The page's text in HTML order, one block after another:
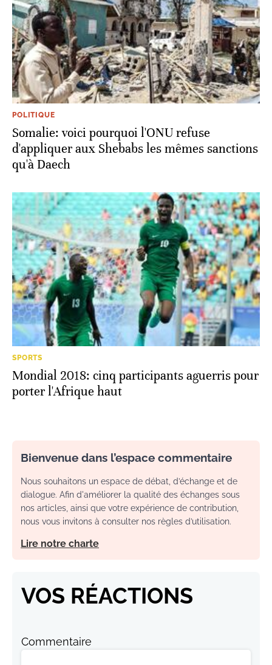
POLITIQUE
Somalie: voici pourquoi l'ONU refuse
d'appliquer aux Shebabs les mêmes sanctions
qu'à Daech
SPORTS
Mondial 2018: cinq participants aguerris pour
porter l'Afrique haut
Bienvenue dans l’espace commentaire
Nous souhaitons un espace de débat, d’échange et de
dialogue. Afin d'améliorer la qualité des échanges sous
nos articles, ainsi que votre expérience de contribution,
nous vous invitons à consulter nos règles d’utilisation.
Lire notre charte
VOS RÉACTIONS
Commentaire